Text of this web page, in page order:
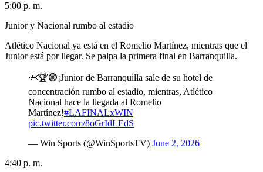
5:00 p. m.
Junior y Nacional rumbo al estadio
Atlético Nacional ya está en el Romelio Martínez, mientras que el
Junior está por llegar. Se palpa la primera final en Barranquilla.
🦈🏆🟢¡Junior de Barranquilla sale de su hotel de
concentración rumbo al estadio, mientras, Atlético
Nacional hace la llegada al Romelio
Martínez!#LAFINALxWIN
pic.twitter.com/8oGrIdLEdS
— Win Sports (@WinSportsTV) June 2, 2026
4:40 p. m.